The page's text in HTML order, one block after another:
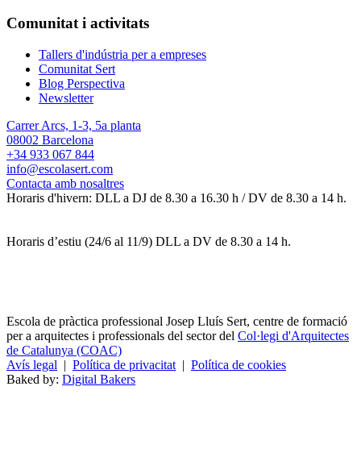
Comunitat i activitats
Tallers d'indústria per a empreses
Comunitat Sert
Blog Perspectiva
Newsletter
Carrer Arcs, 1-3, 5a planta
08002 Barcelona
+34 933 067 844
info@escolasert.com
Contacta amb nosaltres
Horaris d'hivern: DLL a DJ de 8.30 a 16.30 h / DV de 8.30 a 14 h.
Horaris d’estiu (24/6 al 11/9) DLL a DV de 8.30 a 14 h.
Escola de pràctica professional Josep Lluís Sert, centre de formació
per a arquitectes i professionals del sector del Col·legi d'Arquitectes
de Catalunya (COAC)
Avís legal | Política de privacitat | Política de cookies
Baked by: Digital Bakers